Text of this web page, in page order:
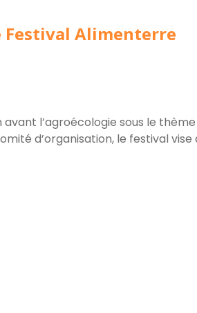
Festival Alimenterre
l’agroécologie sous le
d’organisation, le festival vise